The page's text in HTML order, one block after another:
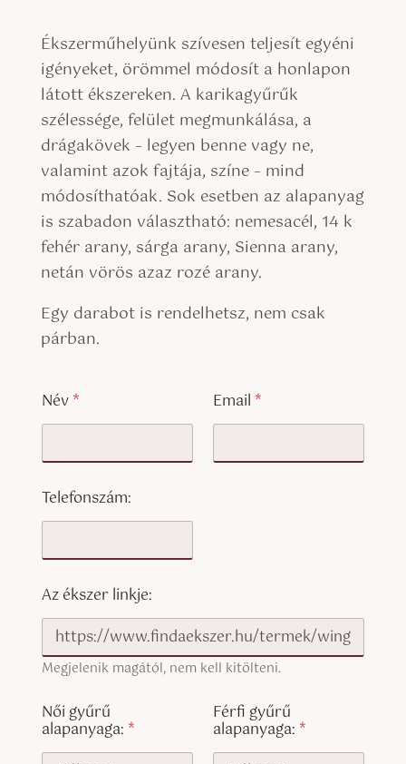
Ékszerműhelyünk szívesen teljesít egyéni
igényeket, örömmel módosít a honlapon
látott ékszereken. A karikagyűrűk
szélessége, felület megmunkálása, a
drágakövek – legyen benne vagy ne,
valamint azok fajtája, színe – mind
módosíthatóak. Sok esetben az alapanyag
is szabadon választható: nemesacél, 14 k
fehér arany, sárga arany, Sienna arany,
netán vörös azaz rozé arany.
Egy darabot is rendelhetsz, nem csak
párban.
Név* Email *
Telefonszám:
Az ékszer linkje:
Megjelenik magától, nem kell kitölteni.
Női gyűrű
alapanyaga: *
Férfi gyűrű
alapanyaga: *